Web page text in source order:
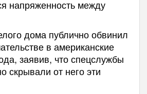
напряженность между
дома публично обвинил
в американские
заявив, что спецслужбы
от него эти